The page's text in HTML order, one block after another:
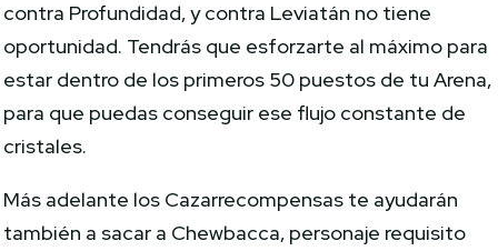
contra Profundidad, y contra Leviatán no tiene
oportunidad. Tendrás que esforzarte al máximo para
estar dentro de los primeros 50 puestos de tu Arena,
para que puedas conseguir ese flujo constante de
cristales.
Más adelante los Cazarrecompensas te ayudarán
también a sacar a Chewbacca, personaje requisito